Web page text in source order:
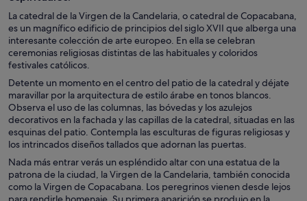
La catedral de la Virgen de la Candelaria, o catedral de Copacabana,
es un magnífico edificio de principios del siglo XVII que alberga una
interesante colección de arte europeo. En ella se celebran
ceremonias religiosas distintas de las habituales y coloridos
festivales católicos.
Detente un momento en el centro del patio de la catedral y déjate
maravillar por la arquitectura de estilo árabe en tonos blancos.
Observa el uso de las columnas, las bóvedas y los azulejos
decorativos en la fachada y las capillas de la catedral, situadas en las
esquinas del patio. Contempla las esculturas de figuras religiosas y
los intrincados diseños tallados que adornan las puertas.
Nada más entrar verás un espléndido altar con una estatua de la
patrona de la ciudad, la Virgen de la Candelaria, también conocida
como la Virgen de Copacabana. Los peregrinos vienen desde lejos